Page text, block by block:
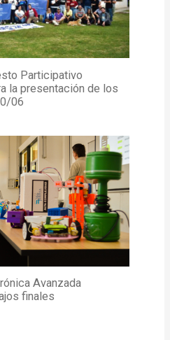
Participativo
la presentación de los
06
Avanzada
finales